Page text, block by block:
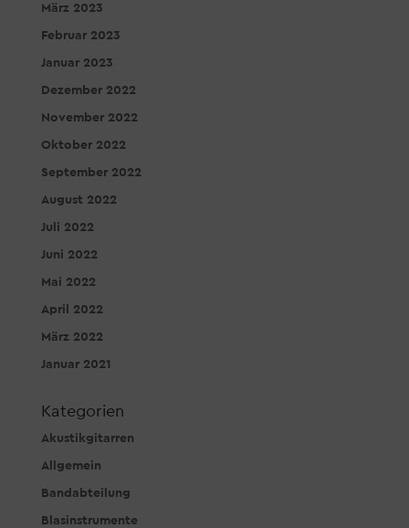
März 2023
Februar 2023
Januar 2023
Dezember 2022
November 2022
Oktober 2022
September 2022
August 2022
Juli 2022
Juni 2022
Mai 2022
April 2022
März 2022
Januar 2021
Kategorien
Akustikgitarren
Allgemein
Bandabteilung
Blasinstrumente